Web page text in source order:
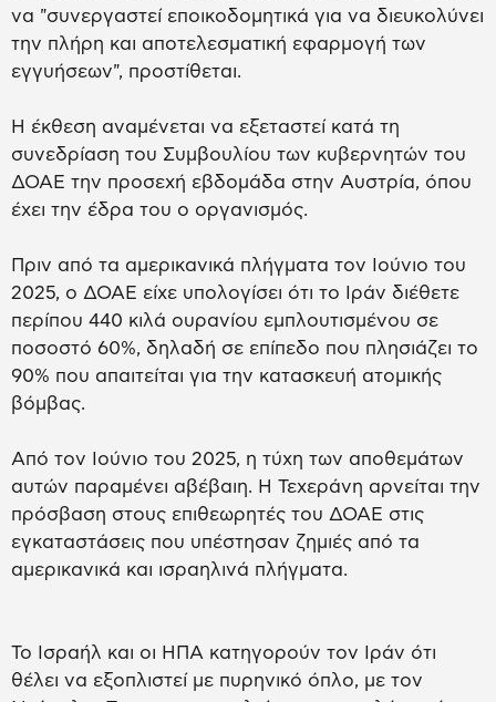
να "συνεργαστεί εποικοδομητικά για να διευκολύνει
την πλήρη και αποτελεσματική εφαρμογή των
εγγυήσεων", προστίθεται.
Η έκθεση αναμένεται να εξεταστεί κατά τη
συνεδρίαση του Συμβουλίου των κυβερνητών του
ΔΟΑΕ την προσεχή εβδομάδα στην Αυστρία, όπου
έχει την έδρα του ο οργανισμός.
Πριν από τα αμερικανικά πλήγματα τον Ιούνιο του
2025, ο ΔΟΑΕ είχε υπολογίσει ότι το Ιράν διέθετε
περίπου 440 κιλά ουρανίου εμπλουτισμένου σε
ποσοστό 60%, δηλαδή σε επίπεδο που πλησιάζει το
90% που απαιτείται για την κατασκευή ατομικής
βόμβας.
Από τον Ιούνιο του 2025, η τύχη των αποθεμάτων
αυτών παραμένει αβέβαιη. Η Τεχεράνη αρνείται την
πρόσβαση στους επιθεωρητές του ΔΟΑΕ στις
εγκαταστάσεις που υπέστησαν ζημιές από τα
αμερικανικά και ισραηλινά πλήγματα.
Το Ισραήλ και οι ΗΠΑ κατηγορούν τον Ιράν ότι
θέλει να εξοπλιστεί με πυρηνικό όπλο, με τον